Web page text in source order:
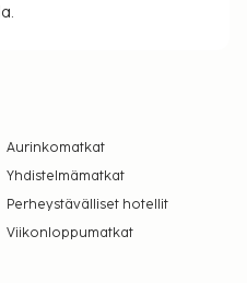
Aurinkomatkat
Yhdistelmämatkat
Perheystävälliset hotellit
Viikonloppumatkat